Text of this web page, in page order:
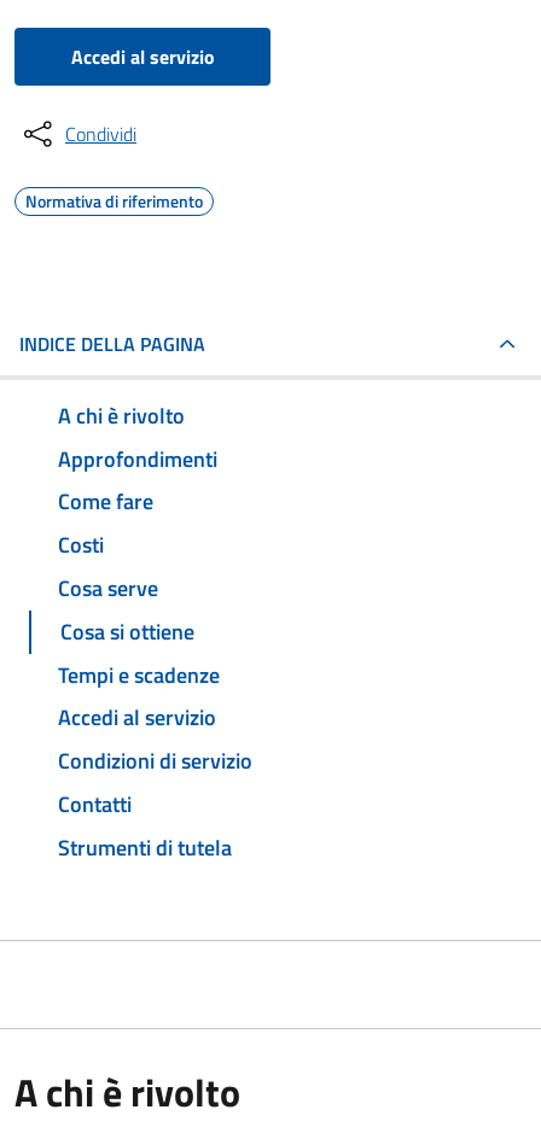
Accedi al servizio
Condividi
Normativa di riferimento
INDICE DELLA PAGINA
A chi è rivolto
Approfondimenti
Come fare
Costi
Cosa serve
Cosa si ottiene
Tempi e scadenze
Accedi al servizio
Condizioni di servizio
Contatti
Strumenti di tutela
A chi è rivolto